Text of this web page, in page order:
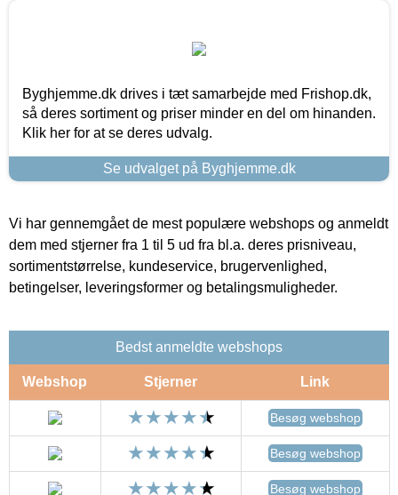
Byghjemme.dk drives i tæt samarbejde med Frishop.dk,
så deres sortiment og priser minder en del om hinanden.
Klik her for at se deres udvalg.
Se udvalget på Byghjemme.dk
Vi har gennemgået de mest populære webshops og anmeldt
dem med stjerner fra 1 til 5 ud fra bl.a. deres prisniveau,
sortimentstørrelse, kundeservice, brugervenlighed,
betingelser, leveringsformer og betalingsmuligheder.
Bedst anmeldte webshops
Webshop Stjerner Link
Besøg webshop
Besøg webshop
Besøg webshop